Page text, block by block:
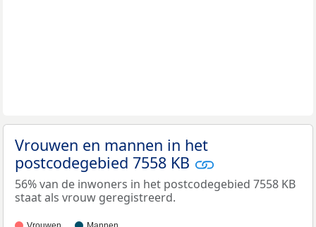
Vrouwen en mannen in het
postcodegebied 7558 KB
56% van de inwoners in het postcodegebied 7558 KB
staat als vrouw geregistreerd.